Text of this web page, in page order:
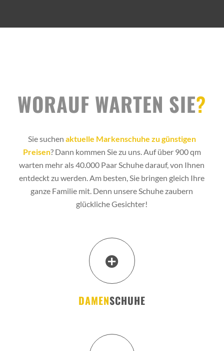
WORAUF WARTEN SIE?
Sie suchen aktuelle Markenschuhe zu günstigen
Preisen? Dann kommen Sie zu uns. Auf über 900 qm
warten mehr als 40.000 Paar Schuhe darauf, von Ihnen
entdeckt zu werden. Am besten, Sie bringen gleich Ihre
ganze Familie mit. Denn unsere Schuhe zaubern
glückliche Gesichter!
DAMENSCHUHE